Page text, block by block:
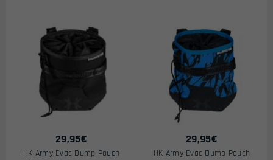
29,95€
HK Army Evac Dump Pouch
29,95€
HK Army Evac Dump Pouch